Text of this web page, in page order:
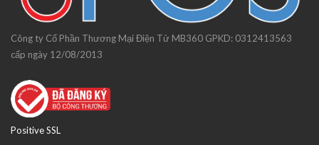
Công ty Cổ Phần Thương Mại Điện Tử MB360 GPKD: 0312413563
cấp ngày 12/08/2013
Positive SSL